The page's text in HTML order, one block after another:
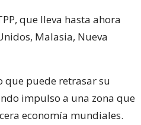
que lleva hasta ahora
Malasia, Nueva
que puede retrasar su
impulso a una zona que
economía mundiales.